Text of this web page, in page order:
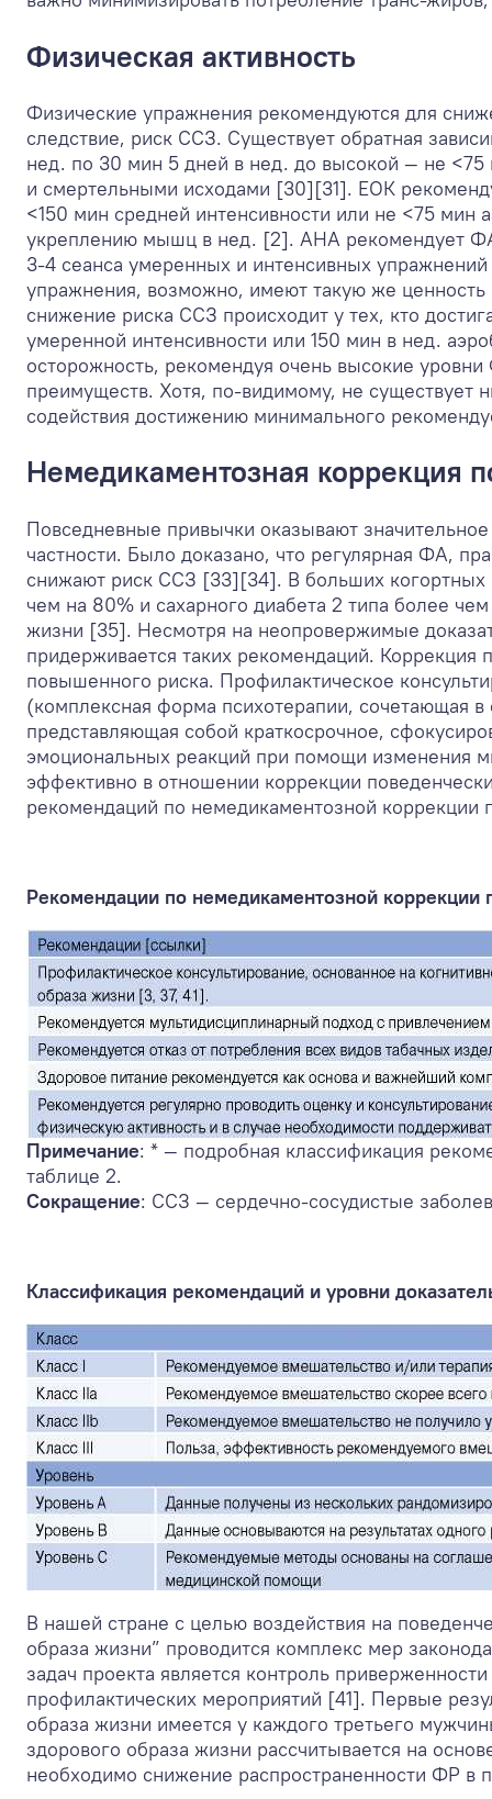
Физическая активность
Физические упражнения рекомендуются для
следствие, риск ССЗ. Существует обратная
нед. по 30 мин 5 дней в нед. до высокой — не
и смертельными исходами [30][31]. ЕОК
<150 мин средней интенсивности или не <75
укреплению мышц в нед. [2]. AHA рекомендует
3-4 сеанса умеренных и интенсивных
упражнения, возможно, имеют такую же
снижение риска ССЗ происходит у тех, кто
умеренной интенсивности или 150 мин в нед.
осторожность, рекомендуя очень высокие
преимуществ. Хотя, по-видимому, не существует
содействия достижению минимального
Немедикаментозная коррекция
Повседневные привычки оказывают
частности. Было доказано, что регулярная ФА,
снижают риск ССЗ [33][34]. В больших когортных
чем на 80% и сахарного диабета 2 типа более
жизни [35]. Несмотря на неопровержимые
придерживается таких рекомендаций.
повышенного риска. Профилактическое
(комплексная форма психотерапии, сочетающая
представляющая собой краткосрочное,
эмоциональных реакций при помощи изменения
эффективно в отношении коррекции
рекомендаций по немедикаментозной коррекции
Рекомендации по немедикаментозной коррекции
Примечание: * — подробная классификация
таблице 2.
Сокращение: ССЗ — сердечно-сосудистые
Классификация рекомендаций и уровни
В нашей стране с целью воздействия на
образа жизни” проводится комплекс мер
задач проекта является контроль
профилактических мероприятий [41]. Первые
образа жизни имеется у каждого третьего
здорового образа жизни рассчитывается на
необходимо снижение распространенности ФР в